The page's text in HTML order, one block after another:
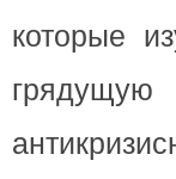
которые